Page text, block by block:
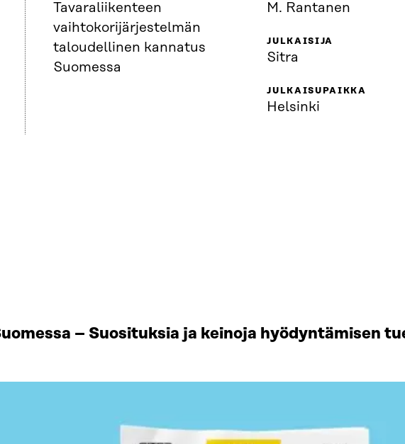
Tavaraliikenteen
vaihtokorijärjestelmän
taloudellinen kannatus
Suomessa
M. Rantanen
JULKAISIJA
Sitra
JULKAISUPAIKKA
Helsinki
– Suosituksia ja keinoja hyödyntämisen